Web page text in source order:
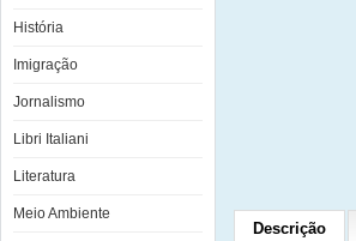
História
Imigração
Jornalismo
Libri Italiani
Literatura
Meio Ambiente
Descrição